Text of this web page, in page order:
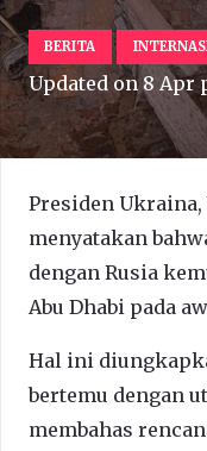
BERITA
Updated on 8 Apr
Presiden
menyatakan
dengan Rusia
Abu Dhabi pada
Hal ini
bertemu dengan
membahas